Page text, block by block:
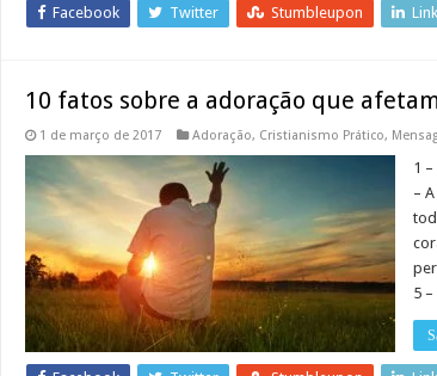
Facebook Twitter Stumbleupon
10 fatos sobre a adoração que
1 de março de 2017 Adoração, Cristianismo Prático,
1
–
5